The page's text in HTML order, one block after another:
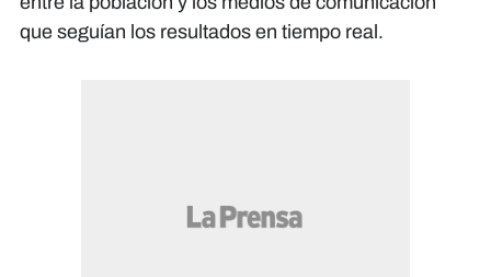
que seguían los resultados en tiempo real.